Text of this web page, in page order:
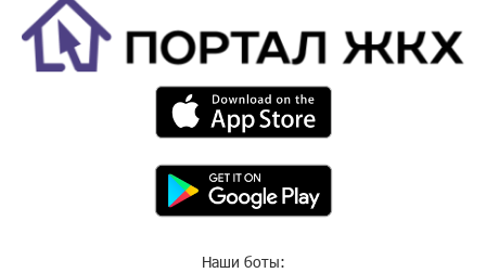
Наши боты: